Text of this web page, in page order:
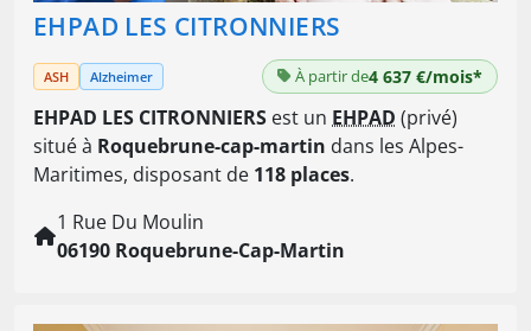
EHPAD LES CITRONNIERS
ASH Alzheimer À partir de4 637 €/mois*
EHPAD LES CITRONNIERS est un EHPAD (privé)
situé à Roquebrune-cap-martin dans les Alpes-
Maritimes, disposant de 118 places.
1 Rue Du Moulin
06190 Roquebrune-Cap-Martin